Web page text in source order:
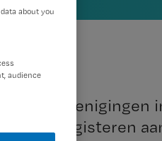
zich gisteren
about you
audience